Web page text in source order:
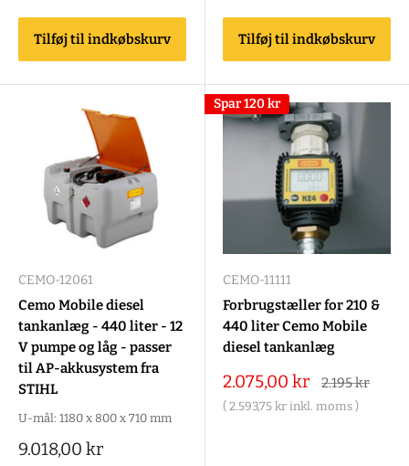
Tilføj til indkøbskurv Tilføj til indkøbskurv
CEMO-12061
Cemo Mobile diesel
tankanlæg - 440 liter - 12
V pumpe og låg - passer
til AP-akkusystem fra
STIHL
U-mål: 1180 x 800 x 710 mm
Salgspris
9.018,00 kr
Spar120 kr
CEMO-11111
Forbrugstæller for 210 &
440 liter Cemo Mobile
diesel tankanlæg
Salgspris
2.075,00 kr
Alm.
2.195 kr
( 2.593,75 kr inkl. moms )